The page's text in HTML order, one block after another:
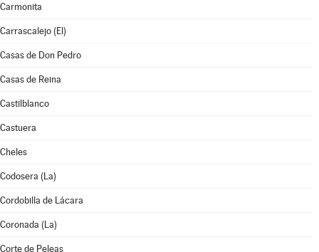
Carmonita
Carrascalejo (El)
Casas de Don Pedro
Casas de Reina
Castilblanco
Castuera
Cheles
Codosera (La)
Cordobilla de Lácara
Coronada (La)
Corte de Peleas